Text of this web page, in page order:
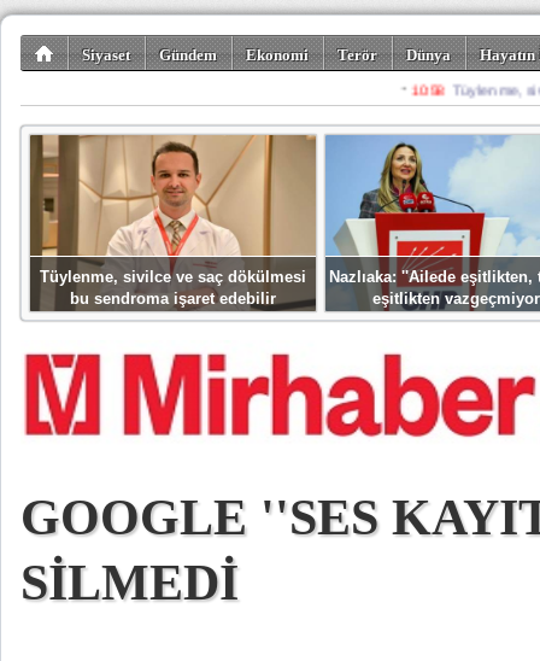
Siyaset Gündem Ekonomi Terör Dünya
Spor Misafir
Tüylenme, sivilce ve saç dökülmesi
bu sendroma işaret edebilir
Nazlıaka: ''Ailede eşitlikten,
eşitlikten
GOOGLE ''SES
SİLMEDİ